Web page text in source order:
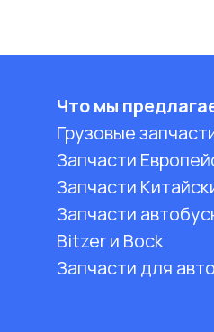
Что мы
Грузовые
Запчасти
Запчасти
Запчасти
Bitzer и Bock
Запчасти для